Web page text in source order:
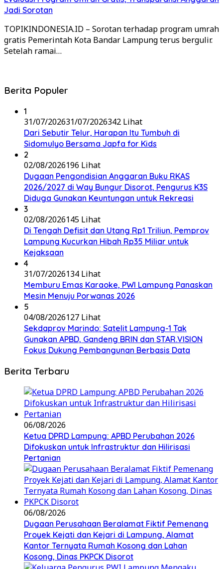
Jadi Sorotan
TOPIKINDONESIA.ID – Sorotan terhadap program umrah
gratis Pemerintah Kota Bandar Lampung terus bergulir.
Setelah ramai…
Berita Populer
1
31/07/202631/07/2026342 Lihat
Dari Sebutir Telur, Harapan Itu Tumbuh di
Sidomulyo Bersama Japfa for Kids
2
02/08/2026196 Lihat
Dugaan Pengondisian Anggaran Buku RKAS
2026/2027 di Way Bungur Disorot, Pengurus K3S
Diduga Gunakan Keuntungan untuk Rekreasi
3
02/08/2026145 Lihat
Di Tengah Defisit dan Utang Rp1 Triliun, Pemprov
Lampung Kucurkan Hibah Rp35 Miliar untuk
Kejaksaan
4
31/07/2026134 Lihat
Memburu Emas Karaoke, PWI Lampung Panaskan
Mesin Menuju Porwanas 2026
5
04/08/2026127 Lihat
Sekdaprov Marindo: Satelit Lampung-1 Tak
Gunakan APBD, Gandeng BRIN dan STAR.VISION
Fokus Dukung Pembangunan Berbasis Data
Berita Terbaru
06/08/2026
Ketua DPRD Lampung: APBD Perubahan 2026
Difokuskan untuk Infrastruktur dan Hilirisasi
Pertanian
06/08/2026
Dugaan Perusahaan Beralamat Fiktif Pemenang
Proyek Kejati dan Kejari di Lampung, Alamat
Kantor Ternyata Rumah Kosong dan Lahan
Kosong, Dinas PKPCK Disorot